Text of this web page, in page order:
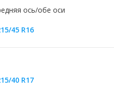
ось/обе оси
45 R16
40 R17